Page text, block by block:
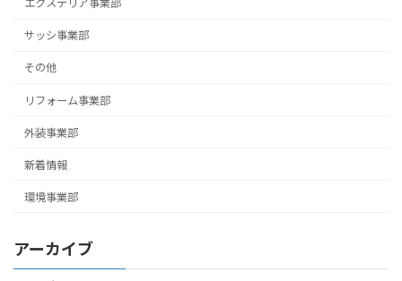
エクステリア事業部
サッシ事業部
その他
リフォーム事業部
外装事業部
新着情報
環境事業部
アーカイブ